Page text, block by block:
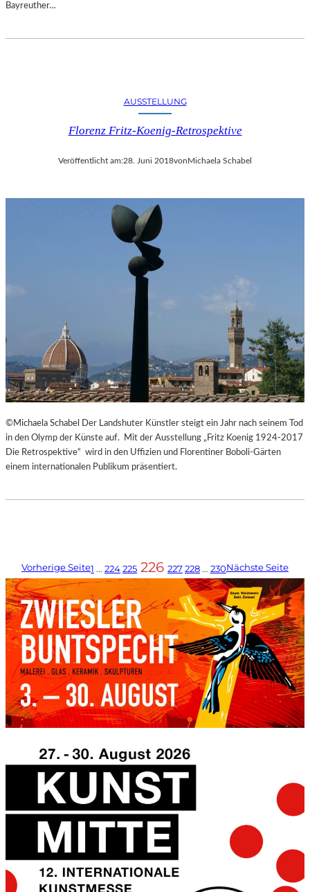
Bayreuther…
AUSSTELLUNG
Florenz Fritz-Koenig-Retrospektive
Veröffentlicht am:28. Juni 2018von Michaela Schabel
©Michaela Schabel Der Landshuter Künstler steigt ein Jahr nach seinem Tod
in den Olymp der Künste auf. Mit der Ausstellung „Fritz Koenig 1924-2017
Die Retrospektive“ wird in den Uffizien und Florentiner Boboli-Gärten
einem internationalen Publikum präsentiert.
Vorherige Seite1 … 224225 226 227228… 230Nächste Seite